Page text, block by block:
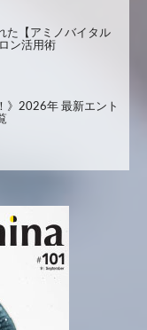
た【アミノバイタル
ン活用術
》2026年 最新エント